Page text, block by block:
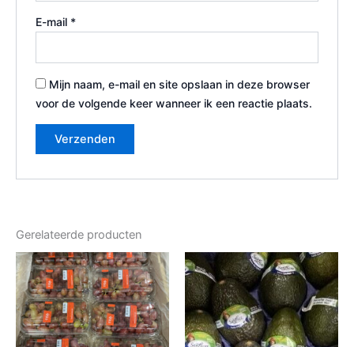
E-mail *
Mijn naam, e-mail en site opslaan in deze browser
voor de volgende keer wanneer ik een reactie plaats.
Gerelateerde producten